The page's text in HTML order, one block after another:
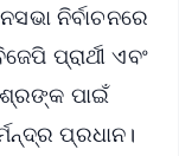
ନିର୍ବାଚନରେ
ପ୍ରାର୍ଥୀ ଏବଂ
ପାଇଁ
ପ୍ରଧାନ।